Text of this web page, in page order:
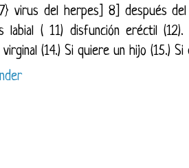
virus del herpes] 8] después
labial ( 11) disfunción eréctil
(14.) Si quiere un hijo (15.)